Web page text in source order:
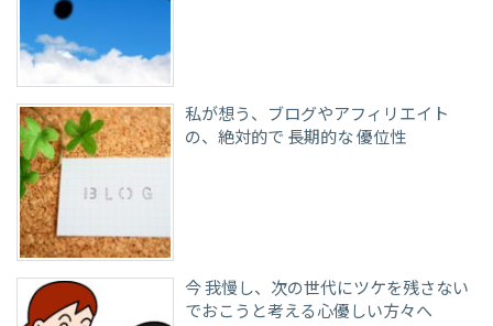
私が想う、ブログやアフィリエイト
の、絶対的で 長期的な 優位性
今 我慢し、次の世代にツケを残さない
でおこうと考える心優しい方々へ